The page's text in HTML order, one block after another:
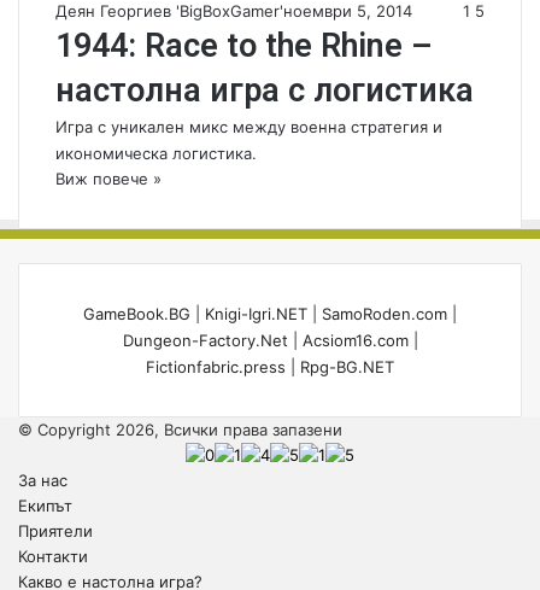
Деян Георгиев 'BigBoxGamer'ноември 5, 2014 1 5
1944: Race to the Rhine –
настолна игра с логистика
Игра с уникален микс между военна стратегия и
икономическа логистика.
Виж повече »
GameBook.BG Knigi-Igri.NET SamoRoden.com
Dungeon-Factory.Net
Acsiom16.com|
Fictionfabric.press
Rpg-BG.NET
© Copyright 2026, Всички права запазени
За нас
Екипът
Приятели
Контакти
Какво е настолна игра?